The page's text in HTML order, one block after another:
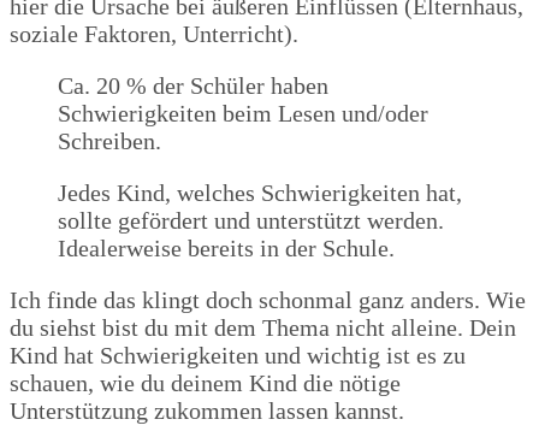
hier die Ursache bei äußeren Einflüssen (Elternhaus,
soziale Faktoren, Unterricht).
Ca. 20 % der Schüler haben
Schwierigkeiten beim Lesen und/oder
Schreiben.
Jedes Kind, welches Schwierigkeiten hat,
sollte gefördert und unterstützt werden.
Idealerweise bereits in der Schule.
Ich finde das klingt doch schonmal ganz anders. Wie
du siehst bist du mit dem Thema nicht alleine. Dein
Kind hat Schwierigkeiten und wichtig ist es zu
schauen, wie du deinem Kind die nötige
Unterstützung zukommen lassen kannst.